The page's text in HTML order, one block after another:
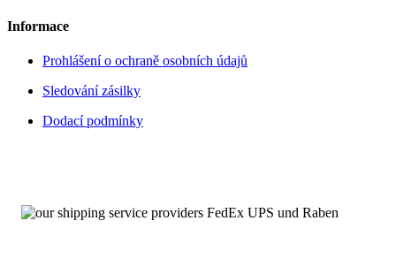
Informace
Prohlášení o ochraně osobních údajů
Sledování zásilky
Dodací podmínky